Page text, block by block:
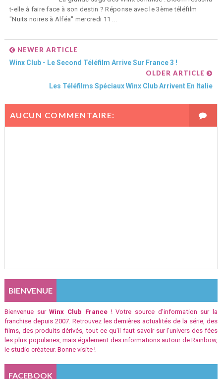
t-elle à faire face à son destin ? Réponse avec le 3ème téléfilm
"Nuits noires à Alféa" mercredi 11 ...
NEWER ARTICLE
Winx Club - Le Second Téléfilm Arrive Sur France 3 !
OLDER ARTICLE
Les Téléfilms Spéciaux Winx Club Arrivent En Italie
AUCUN COMMENTAIRE:
BIENVENUE
Bienvenue surWinx Club France! Votre source d'information sur la
franchise depuis 2007. Retrouvez les dernières actualités de la série, des
films, des produits dérivés, tout ce qu'il faut savoir sur l'univers des fées
les plus populaires, mais également des informations autour de Rainbow,
le studio créateur. Bonne visite !
FACEBOOK